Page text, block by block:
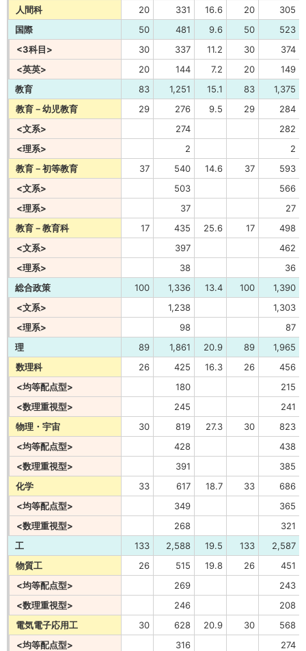
人間科
20 331 16.6 20
305
国際
50 481 9.6 50
523
<3科目>
30 337 11.2 30
374
<英英>
20 144 7.2 20
149
教育
83 1,251 15.1 83
1,375
教育－幼児教育
29 276 9.5 29
284
<文系>
274
282
<理系>
2
2
教育－初等教育
37 540 14.6 37
593
<文系>
503
566
<理系>
37
27
教育－教育科
17 435 25.6 17
498
<文系>
397
462
<理系>
38
36
総合政策
100 1,336 13.4 100
1,390
<文系>
1,238
1,303
<理系>
98
87
理
89 1,861 20.9 89
1,965
数理科
26 425 16.3 26
456
<均等配点型>
180
215
<数理重視型>
245
241
物理・宇宙
30 819 27.3 30
823
<均等配点型>
428
438
<数理重視型>
391
385
化学
33 617 18.7 33
686
<均等配点型>
349
365
<数理重視型>
268
321
工
133 2,588 19.5 133
2,587
物質工
26 515 19.8 26
451
<均等配点型>
269
243
<数理重視型>
246
208
電気電子応用工
30 628 20.9 30
568
<均等配点型>
316
274